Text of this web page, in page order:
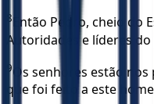
8
Então Pedro, cheio
Autoridades e líderes do
9Os senhores estão
que foi feito a este